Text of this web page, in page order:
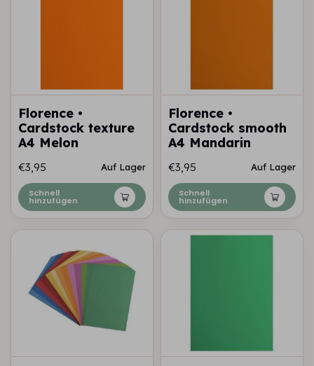
Florence •
Cardstock texture
A4 Melon
€3,95 Auf Lager
Schnell
hinzufügen
Florence •
Cardstock smooth
A4 Mandarin
€3,95 Auf Lager
Schnell
hinzufügen